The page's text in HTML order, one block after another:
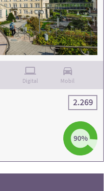
Digital Mobil
90%
2.269